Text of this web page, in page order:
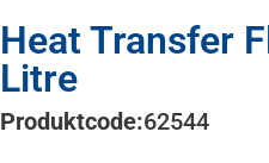
Heat Transfer
Litre
Produktcode:62544